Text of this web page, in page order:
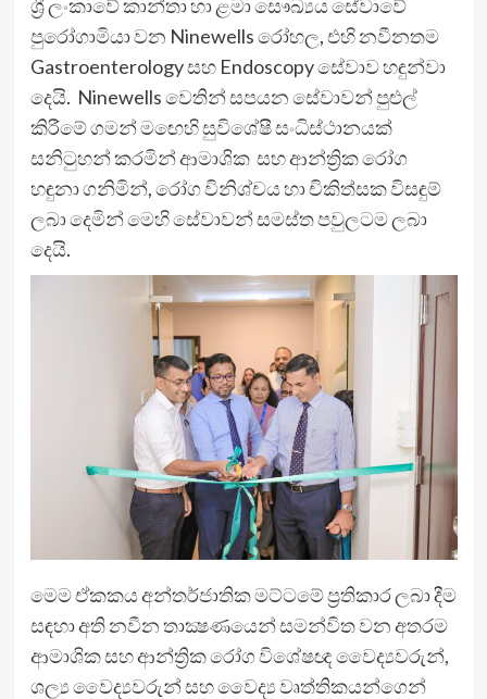
ශ්‍රී ලංකාවේ කාන්තා හා ළමා සෞඛ්‍යය සේවාවේ
පුරෝගාමියා වන Ninewells රෝහල, එහි නවීනතම
Gastroenterology සහ Endoscopy සේවාව හඳුන්වා
දෙයි. Ninewells වෙතින් සපයන සේවාවන් පුළුල්
කිරීමේ ගමන් මඟෙහි සුවිශේෂී සංධිස්ථානයක්
සනිටුහන් කරමින් ආමාශික සහ ආන්ත්‍රික රෝග
හඳුනා ගනිමින්, රෝග විනිශ්චය හා චිකිත්සක විසඳුම්
ලබා දෙමින් මෙහි සේවාවන් සමස්ත පවුලටම ලබා
දෙයි.
මෙම ඒකකය අන්තර්ජාතික මට්ටමේ ප්‍රතිකාර ලබා දීම
සඳහා අති නවීන තාක්‍ෂණයෙන් සමන්විත වන අතරම
ආමාශික සහ ආන්ත්‍රික රෝග විශේෂඥ වෛද්‍යවරුන්,
ශල්‍ය වෛද්‍යවරුන් සහ වෛද්‍ය වෘත්තිකයන්ගෙන්